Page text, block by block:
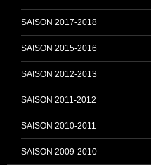
SAISON 2017-2018
SAISON 2015-2016
SAISON 2012-2013
SAISON 2011-2012
SAISON 2010-2011
SAISON 2009-2010